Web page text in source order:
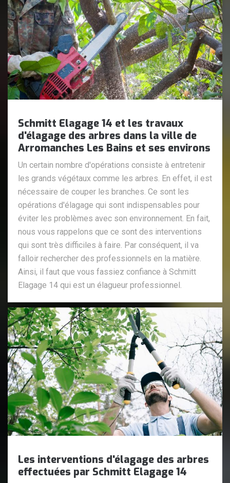
Schmitt Elagage 14 et les travaux
d'élagage des arbres dans la ville de
Arromanches Les Bains et ses environs
Un certain nombre d'opérations consiste à entretenir
les grands végétaux comme les arbres. En effet, il est
nécessaire de couper les branches. Ce sont les
opérations d'élagage qui sont indispensables pour
éviter les problèmes avec son environnement. En fait,
nous vous rappelons que ce sont des interventions
qui sont très difficiles à faire. Par conséquent, il va
falloir rechercher des professionnels en la matière.
Ainsi, il faut que vous fassiez confiance à Schmitt
Elagage 14 qui est un élagueur professionnel.
Les interventions d'élagage des arbres
effectuées par Schmitt Elagage 14